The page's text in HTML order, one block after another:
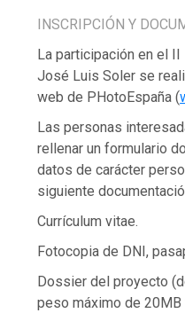
INSCRIPCIÓN Y
La participación en el
José Luis Soler se
web de PHotoEspaña (
Las personas
rellenar un formulario
datos de carácter
siguiente
Currículum vitae.
Fotocopia de DNI,
Dossier del proyecto
peso máximo de 20MB